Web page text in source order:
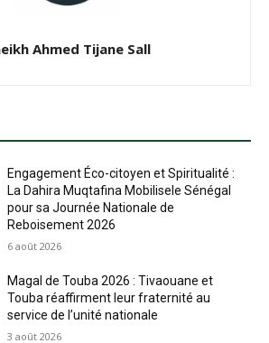
Ahmed Tijane Sall
Engagement Éco-citoyen et Spiritualité :
La Dahira Muqtafina Mobilisele Sénégal
pour sa Journée Nationale de
Reboisement 2026
6 août 2026
Magal de Touba 2026 : Tivaouane et
Touba réaffirment leur fraternité au
service de l’unité nationale
3 août 2026